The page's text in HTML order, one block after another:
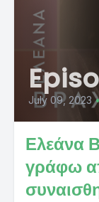
July 09, 2023
Ελεάνα
γράφω